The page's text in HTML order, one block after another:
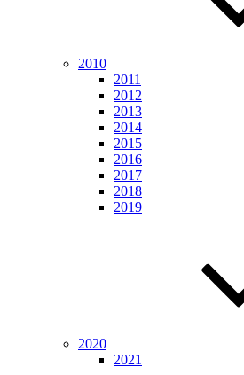
2010
2011
2012
2013
2014
2015
2016
2017
2018
2019
2020
2021